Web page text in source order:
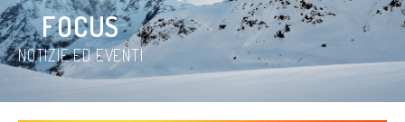
FOCUS
NOTIZIE ED EVENTI